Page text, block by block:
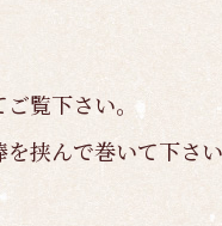
覧下さい。
挟んで巻いて下さい